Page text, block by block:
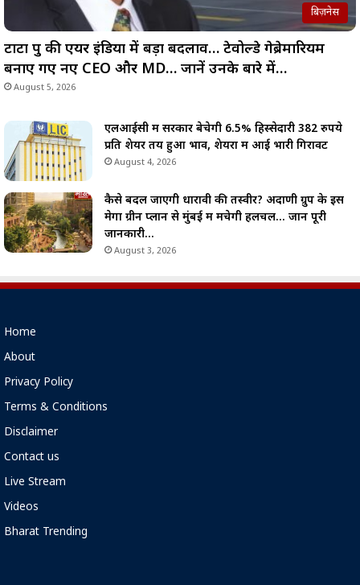
बिज़नेस
टाटा ग्रुप की एयर इंडिया में बड़ा बदलाव… टेवोल्डे गेब्रेमारियम
बनाए गए नए CEO और MD… जानें उनके बारे में…
August 5, 2026
एलआईसी में सरकार बेचेगी 6.5% हिस्सेदारी 382 रुपये
प्रति शेयर तय हुआ भाव, शेयरों में आई भारी गिरावट
August 4, 2026
कैसे बदल जाएगी धारावी की तस्वीर? अदाणी ग्रुप के इस
मेगा ग्रीन प्लान से मुंबई में मचेगी हलचल… जानें पूरी
जानकारी…
August 3, 2026
Home
About
Privacy Policy
Terms & Conditions
Disclaimer
Contact us
Live Stream
Videos
Bharat Trending